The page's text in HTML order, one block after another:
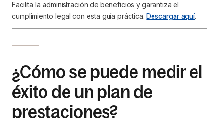
Facilita la administración de beneficios y garantiza el
cumplimiento legal con esta guía práctica.Descargar aquí.
¿Cómo se puede medir el
éxito de un plan de
prestaciones?